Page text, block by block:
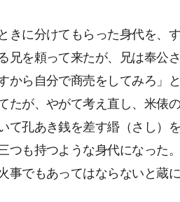
きに分けてもらった身代を、
兄を頼って来たが、兄は奉公
から自分で商売をしてみろ」
が、やがて考え直し、米俵
孔あき銭を差す緡（さし）
も持つような身代になった
事でもあってはならないと蔵